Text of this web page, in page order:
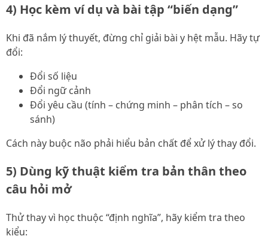
4) Học kèm ví dụ và bài tập “biến dạng”
Khi đã nắm lý thuyết, đừng chỉ giải bài y hệt mẫu. Hãy tự
đổi:
Đổi số liệu
Đổi ngữ cảnh
Đổi yêu cầu (tính – chứng minh – phân tích – so
sánh)
Cách này buộc não phải hiểu bản chất để xử lý thay đổi.
5) Dùng kỹ thuật kiểm tra bản thân theo
câu hỏi mở
Thử thay vì học thuộc “định nghĩa”, hãy kiểm tra theo
kiểu: